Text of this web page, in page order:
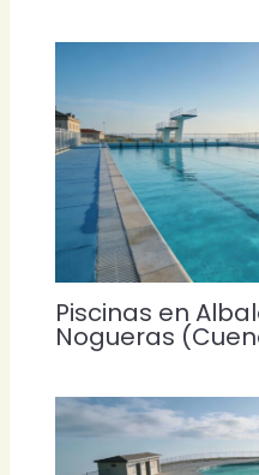
Piscinas en
Nogueras